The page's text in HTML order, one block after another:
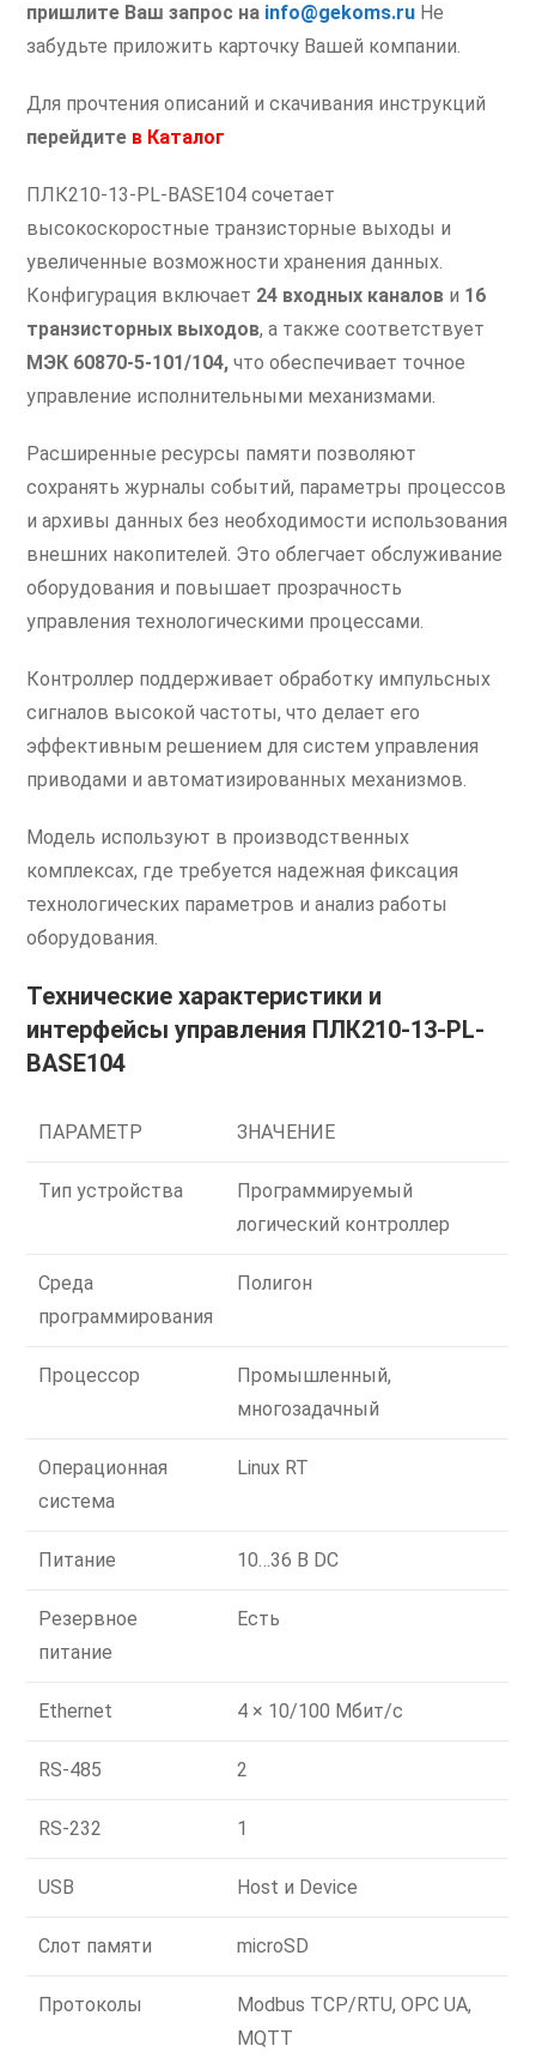
пришлите Ваш запрос на info@gekoms.ru Не
забудьте приложить карточку Вашей компании.
Для прочтения описаний и скачивания инструкций
перейдите в Каталог
ПЛК210-13-PL-BASE104 сочетает
высокоскоростные транзисторные выходы и
увеличенные возможности хранения данных.
Конфигурация включает 24 входных каналов и 16
транзисторных выходов, а также соответствует
МЭК 60870-5-101/104,что обеспечивает точное
управление исполнительными механизмами.
Расширенные ресурсы памяти позволяют
сохранять журналы событий, параметры процессов
и архивы данных без необходимости использования
внешних накопителей. Это облегчает обслуживание
оборудования и повышает прозрачность
управления технологическими процессами.
Контроллер поддерживает обработку импульсных
сигналов высокой частоты, что делает его
эффективным решением для систем управления
приводами и автоматизированных механизмов.
Модель используют в производственных
комплексах, где требуется надежная фиксация
технологических параметров и анализ работы
оборудования.
Технические характеристики и
интерфейсы управления ПЛК210-13-PL-
BASE104
ПАРАМЕТР ЗНАЧЕНИЕ
Тип устройства
Программируемый
логический контроллер
Среда
программирования
Полигон
Процессор
Промышленный,
многозадачный
Операционная
система
Linux RT
Питание 10…36 В DC
Резервное
питание
Есть
Ethernet 4 × 10/100 Мбит/с
RS-485 2
RS-232 1
USB Host и Device
Слот памяти microSD
Протоколы
Modbus TCP/RTU, OPC UA,
MQTT